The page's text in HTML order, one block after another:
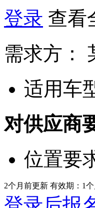
登录 查看
需求方：
适用车
对供应商
位置要
2个月前更新 有效期：1个